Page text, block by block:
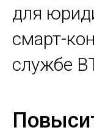
для
смарт-
службе